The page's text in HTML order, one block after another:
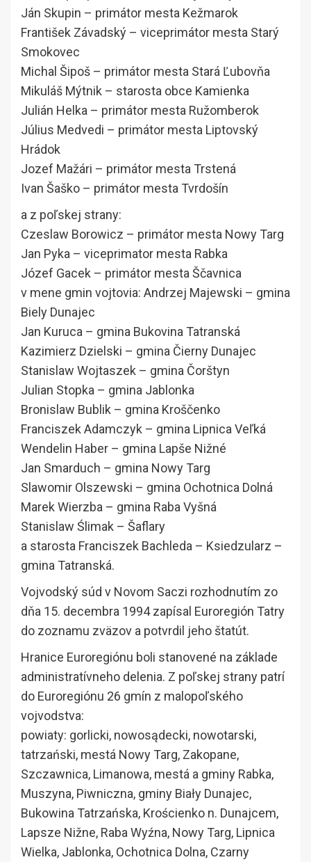
Ján Skupin – primátor mesta Kežmarok
František Závadský – viceprimátor mesta Starý
Smokovec
Michal Šipoš – primátor mesta Stará Ľubovňa
Mikuláš Mýtnik – starosta obce Kamienka
Julián Helka – primátor mesta Ružomberok
Július Medvedi – primátor mesta Liptovský
Hrádok
Jozef Mažári – primátor mesta Trstená
Ivan Šaško – primátor mesta Tvrdošín
a z poľskej strany:
Czeslaw Borowicz – primátor mesta Nowy Targ
Jan Pyka – viceprimator mesta Rabka
Józef Gacek – primátor mesta Ščavnica
v mene gmin vojtovia: Andrzej Majewski – gmina
Biely Dunajec
Jan Kuruca – gmina Bukovina Tatranská
Kazimierz Dzielski – gmina Čierny Dunajec
Stanislaw Wojtaszek – gmina Čorštyn
Julian Stopka – gmina Jablonka
Bronislaw Bublik – gmina Kroščenko
Franciszek Adamczyk – gmina Lipnica Veľká
Wendelin Haber – gmina Lapše Nižné
Jan Smarduch – gmina Nowy Targ
Slawomir Olszewski – gmina Ochotnica Dolná
Marek Wierzba – gmina Raba Vyšná
Stanislaw Ślimak – Šaflary
a starosta Franciszek Bachleda – Ksiedzularz –
gmina Tatranská.
Vojvodský súd v Novom Saczi rozhodnutím zo
dňa 15. decembra 1994 zapísal Euroregión Tatry
do zoznamu zväzov a potvrdil jeho štatút.
Hranice Euroregiónu boli stanovené na základe
administratívneho delenia. Z poľskej strany patrí
do Euroregiónu 26 gmín z malopoľského
vojvodstva:
powiaty: gorlicki, nowosądecki, nowotarski,
tatrzański, mestá Nowy Targ, Zakopane,
Szczawnica, Limanowa, mestá a gminy Rabka,
Muszyna, Piwniczna, gminy Biały Dunajec,
Bukowina Tatrzańska, Krościenko n. Dunajcem,
Lapsze Nižne, Raba Wyźna, Nowy Targ, Lipnica
Wielka, Jablonka, Ochotnica Dolna, Czarny